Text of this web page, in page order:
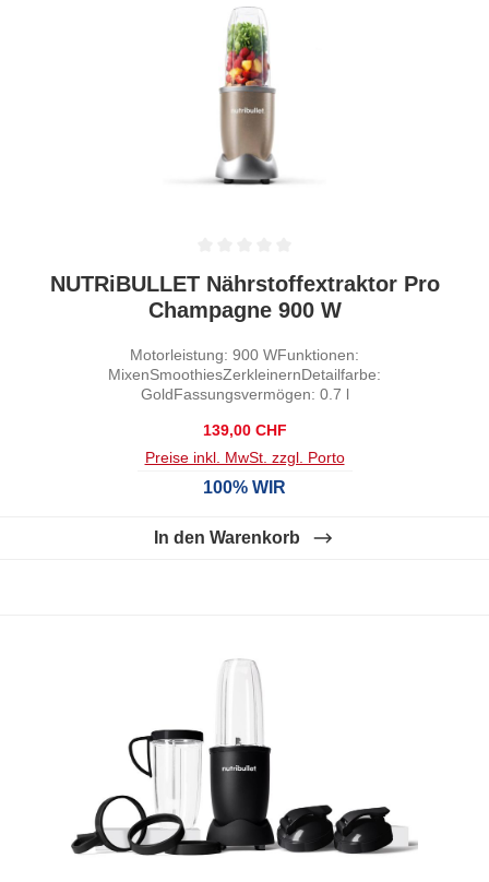
Durchschnittliche Bewertung von 0 von 5 Sternen
NUTRiBULLET Nährstoffextraktor Pro
Champagne 900 W
Motorleistung: 900 WFunktionen:
MixenSmoothiesZerkleinernDetailfarbe:
GoldFassungsvermögen: 0.7 l
Regulärer Preis:
139,00 CHF
Preise inkl. MwSt. zzgl. Porto
100% WIR
In den Warenkorb